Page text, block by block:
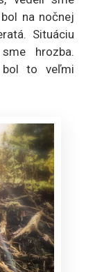
na nočnej
Situáciu
hrozba.
bol to veľmi